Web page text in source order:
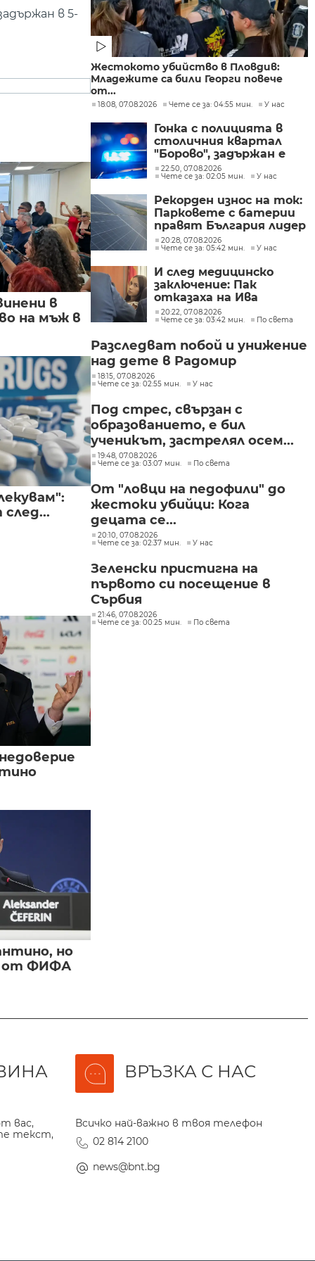
в 5-
в
на мъж в
но
от ФИФА
Жестокото убийство в Пловдив:
Младежите са били Георги повече
от...
18:08, 07.08.2026 Чете се за: 04:55 мин. У нас
Гонка с полицията в
столичния квартал
"Борово", задържан е
мъж, у когото са
намерени 460 000 евро
22:50, 07.08.2026
Чете се за: 02:05 мин.
У нас
Рекорден износ на ток:
Парковете с батерии
правят България лидер
на пазара
20:28, 07.08.2026
Чете се за: 05:42 мин.
У нас
И след медицинско
заключение: Пак
отказаха на Ива
Михайлова да се лекува
в България
20:22, 07.08.2026
Чете се за: 03:42 мин.
По света
Разследват побой и унижение
над дете в Радомир
18:15, 07.08.2026
Чете се за: 02:55 мин.
У нас
Под стрес, свързан с
образованието, е бил
ученикът, застрелял осем...
19:48, 07.08.2026
Чете се за: 03:07 мин.
По света
От "ловци на педофили" до
жестоки убийци: Кога
децата се...
20:10, 07.08.2026
Чете се за: 02:37 мин.
У нас
Зеленски пристигна на
първото си посещение в
Сърбия
21:46, 07.08.2026
Чете се за: 00:25 мин.
По света
вас,
текст,
ВРЪЗКА С НАС
Всичко най-важно в твоя телефон
02 814 2100
news@bnt.bg